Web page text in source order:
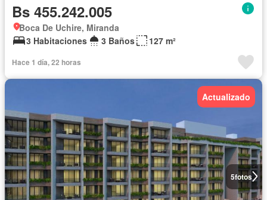
Bs 455.242.005
Boca De Uchire, Miranda
3 Habitaciones
3 Baños 127 m²
Hace 1 día, 22 horas
5fotos
Actualizado